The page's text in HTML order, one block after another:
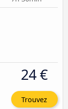
24 €
Trouvez